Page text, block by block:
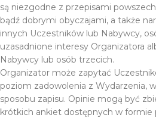
są niezgodne z przepisami
bądź dobrymi obyczajami, a także
innych Uczestników lub Nabywcy,
uzasadnione interesy Organizatora
Nabywcy lub osób trzecich.
Organizator może zapytać
poziom zadowolenia z Wydarzenia,
sposobu zapisu. Opinie mogą być
krótkich ankiet dostępnych w formie